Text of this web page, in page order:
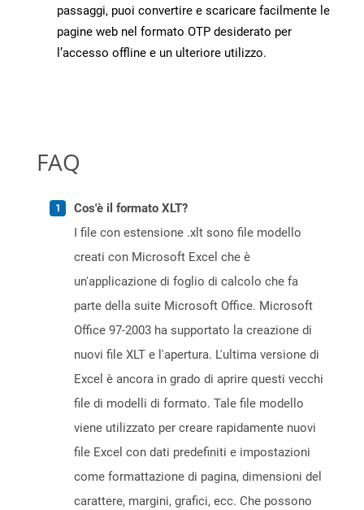
passaggi, puoi convertire e scaricare facilmente le
pagine web nel formato OTP desiderato per
l’accesso offline e un ulteriore utilizzo.
FAQ
Cos'è il formato XLT?
I file con estensione .xlt sono file modello
creati con Microsoft Excel che è
un'applicazione di foglio di calcolo che fa
parte della suite Microsoft Office. Microsoft
Office 97-2003 ha supportato la creazione di
nuovi file XLT e l'apertura. L'ultima versione di
Excel è ancora in grado di aprire questi vecchi
file di modelli di formato. Tale file modello
viene utilizzato per creare rapidamente nuovi
file Excel con dati predefiniti e impostazioni
come formattazione di pagina, dimensioni del
carattere, margini, grafici, ecc. Che possono